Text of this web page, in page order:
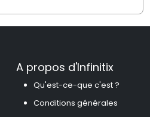
A propos d'Infinitix
Qu'est-ce-que c'est ?
Conditions générales